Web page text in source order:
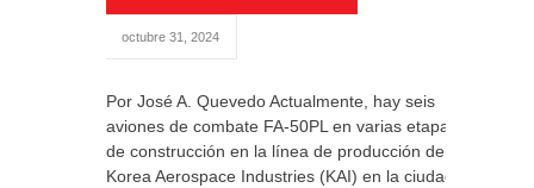
octubre 31, 2024
Por José A. Quevedo Actualmente, hay seis
aviones de combate FA-50PL en varias etapas
de construcción en la línea de producción de
Korea Aerospace Industries (KAI) en la ciudad